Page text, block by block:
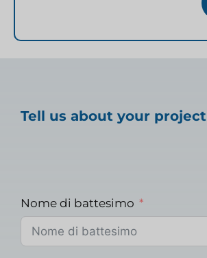
Tell us about your project
Nome di battesimo